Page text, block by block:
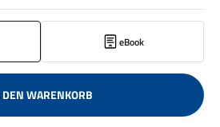
eBook
WARENKORB